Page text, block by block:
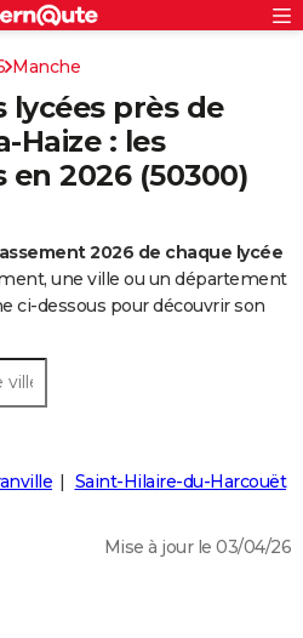
Manche
lycées près de
Haize : les
en 2026 (50300)
2026 de chaque lycée
une ville ou un département
ci-dessous pour découvrir son
Saint-Hilaire-du-Harcouët
Mise à jour le 03/04/26